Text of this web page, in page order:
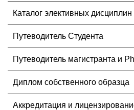
Каталог элективных дисциплин
Путеводитель Студента
Путеводитель магистранта и
Диплом собственного образца
Аккредитация и